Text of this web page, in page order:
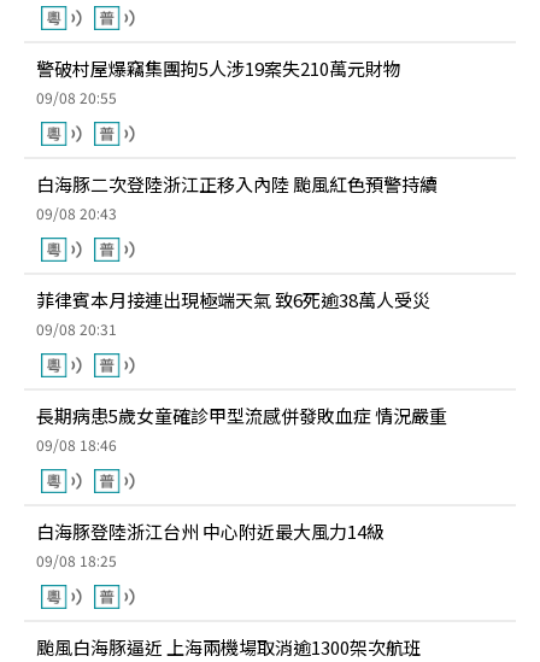
警破村屋爆竊集團拘5人涉19案失210萬元財物
09/08 20:55
白海豚二次登陸浙江正移入內陸 颱風紅色預警持續
09/08 20:43
菲律賓本月接連出現極端天氣 致6死逾38萬人受災
09/08 20:31
長期病患5歲女童確診甲型流感併發敗血症 情況嚴重
09/08 18:46
白海豚登陸浙江台州 中心附近最大風力14級
09/08 18:25
颱風白海豚逼近 上海兩機場取消逾1300架次航班